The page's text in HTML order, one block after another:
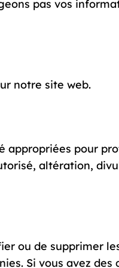
pas vos
notre site web.
appropriées pour
altération,
ou de supprimer
Si vous avez des